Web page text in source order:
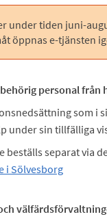
under tiden juni-
öppnas e-tjänsten
personal
som i
under sin tillfälliga
separat via
i Sölvesborg